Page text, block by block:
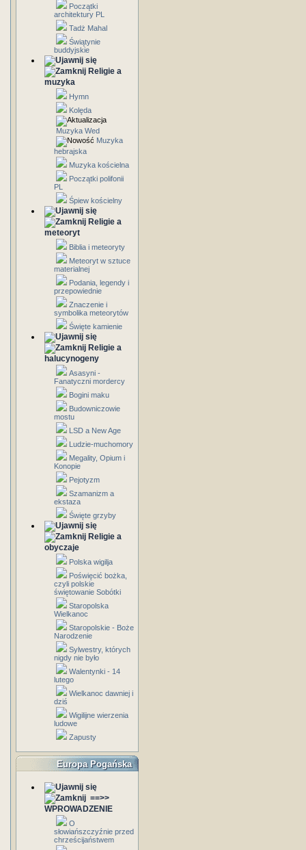
Początki
architektury PL
Tadż Mahal
Świątynie
buddyjskie
Religie a
muzyka
Hymn
Kolęda
Muzyka Wed
Muzyka
hebrajska
Muzyka kościelna
Początki polifonii
PL
Śpiew kościelny
Religie a
meteoryt
Biblia i meteoryty
Meteoryt w sztuce
materialnej
Podania, legendy i
przepowiednie
Znaczenie i
symbolika meteorytów
Święte kamienie
Religie a
halucynogeny
Asasyni -
Fanatyczni mordercy
Bogini maku
Budowniczowie
mostu
LSD a New Age
Ludzie-muchomory
Megality, Opium i
Konopie
Pejotyzm
Szamanizm a
ekstaza
Święte grzyby
Religie a
obyczaje
Polska wigilja
Poświęcić bożka,
czyli polskie
świętowanie Sobótki
Staropolska
Wielkanoc
Staropolskie - Boże
Narodzenie
Sylwestry, których
nigdy nie było
Walentynki - 14
lutego
Wielkanoc dawniej i
dziś
Wigilijne wierzenia
ludowe
Zapusty
Europa Pogańska
==>>
WPROWADZENIE
O
słowiańszczyźnie przed
chrześcijaństwem